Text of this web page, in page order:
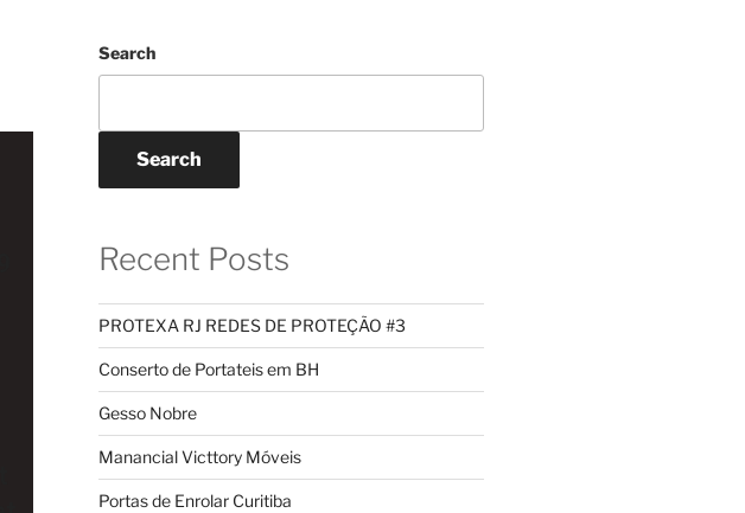
Search
Search
Recent Posts
PROTEXA RJ REDES DE PROTEÇÃO #3
Conserto de Portateis em BH
Gesso Nobre
Manancial Victtory Móveis
Portas de Enrolar Curitiba